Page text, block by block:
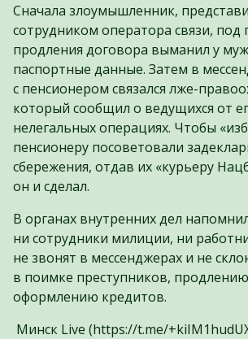
Сначала злоумышленник,
сотрудником оператора связи, под
продления договора выманил у
паспортные данные. Затем в
с пенсионером связался лже-
который сообщил о ведущихся от
нелегальных операциях. Чтобы
пенсионеру посоветовали
сбережения, отдав их «курьеру
он и сделал.
В органах внутренних дел
ни сотрудники милиции, ни
не звонят в мессенджерах и не
в поимке преступников,
оформлению кредитов.
Минск Live (https://t.me/